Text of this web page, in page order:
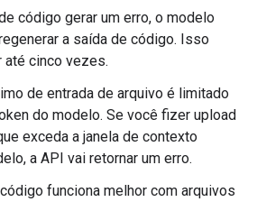
código gerar um erro, o modelo
a saída de código. Isso
até cinco vezes.
de entrada de arquivo é limitado
do modelo. Se você fizer upload
exceda a janela de contexto
a API vai retornar um erro.
funciona melhor com arquivos